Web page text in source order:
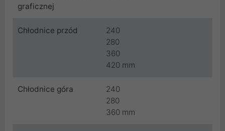
graficznej
Chłodnice przód
240
280
360
420 mm
Chłodnice góra
240
280
360 mm